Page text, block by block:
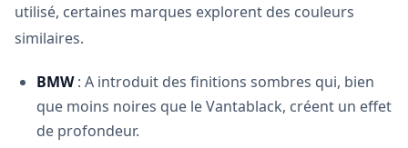
utilisé, certaines marques explorent des couleurs
similaires.
BMW: A introduit des finitions sombres qui, bien
que moins noires que le Vantablack, créent un effet
de profondeur.